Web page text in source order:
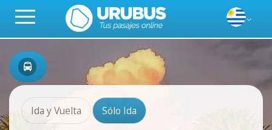
Ida y Vuelta Sólo Ida